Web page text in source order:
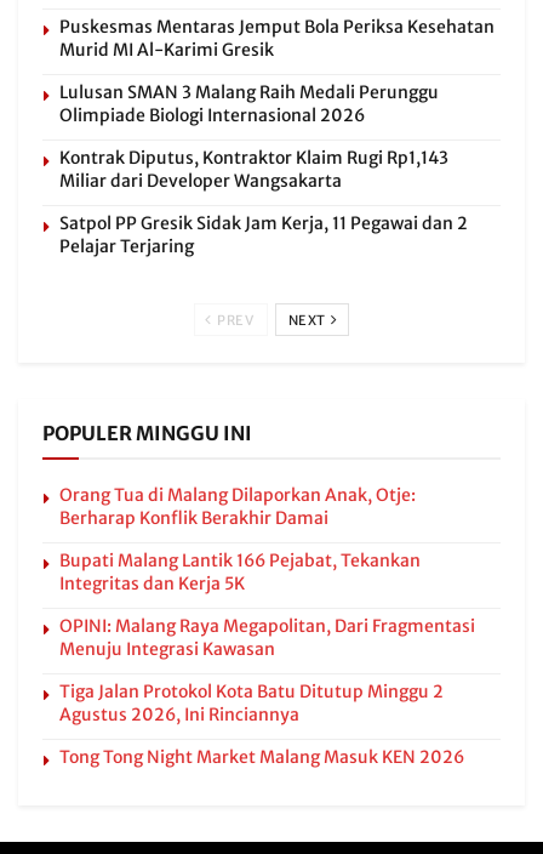
Puskesmas Mentaras Jemput Bola Periksa Kesehatan
Murid MI Al-Karimi Gresik
Lulusan SMAN 3 Malang Raih Medali Perunggu
Olimpiade Biologi Internasional 2026
Kontrak Diputus, Kontraktor Klaim Rugi Rp1,143
Miliar dari Developer Wangsakarta
Satpol PP Gresik Sidak Jam Kerja, 11 Pegawai dan 2
Pelajar Terjaring
PREV NEXT
POPULER MINGGU INI
Orang Tua di Malang Dilaporkan Anak, Otje:
Berharap Konflik Berakhir Damai
Bupati Malang Lantik 166 Pejabat, Tekankan
Integritas dan Kerja 5K
OPINI: Malang Raya Megapolitan, Dari Fragmentasi
Menuju Integrasi Kawasan
Tiga Jalan Protokol Kota Batu Ditutup Minggu 2
Agustus 2026, Ini Rinciannya
Tong Tong Night Market Malang Masuk KEN 2026